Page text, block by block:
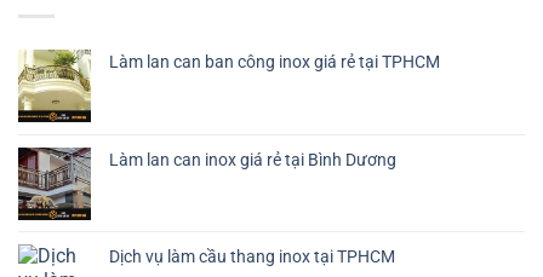
Làm lan can ban công inox giá rẻ tại TPHCM
Làm lan can inox giá rẻ tại Bình Dương
Dịch vụ làm cầu thang inox tại TPHCM